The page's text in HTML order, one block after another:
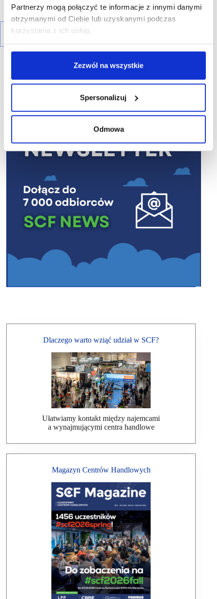
Partnerzy mogą połączyć te informacje z innymi danymi
otrzymanymi od Ciebie lub uzyskanymi podczas
korzystania z ich usług.
Zezwól na wszystkie
Spersonalizuj
Odmowa
Dlaczego warto wziąć udział w SCF?
Ułatwiamy kontakt między najemcami
a wynajmującymi centra handlowe
Magazyn Centrów Handlowych